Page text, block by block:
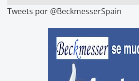
Tweets por @BeckmesserSpain